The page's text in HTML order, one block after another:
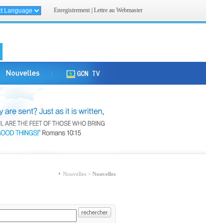
Enregistrement Lettre au Webmaster
Nouvelles > Nouvelles